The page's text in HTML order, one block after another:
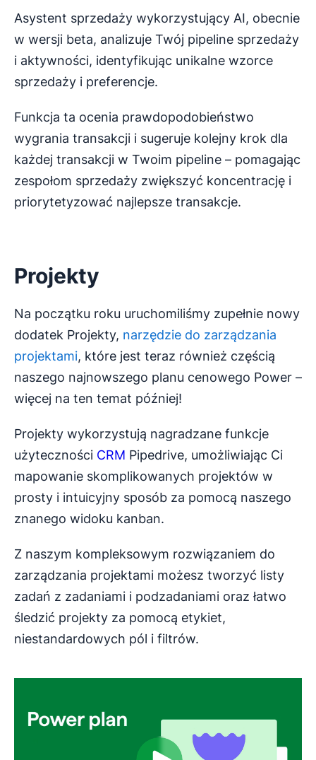
Asystent sprzedaży wykorzystujący AI, obecnie
w wersji beta, analizuje Twój pipeline sprzedaży
i aktywności, identyfikując unikalne wzorce
sprzedaży i preferencje.
Funkcja ta ocenia prawdopodobieństwo
wygrania transakcji i sugeruje kolejny krok dla
każdej transakcji w Twoim pipeline – pomagając
zespołom sprzedaży zwiększyć koncentrację i
priorytetyzować najlepsze transakcje.
Projekty
Na początku roku uruchomiliśmy zupełnie nowy
dodatek Projekty, narzędzie do zarządzania
projektami, które jest teraz również częścią
naszego najnowszego planu cenowego Power –
więcej na ten temat później!
Projekty wykorzystują nagradzane funkcje
użyteczności CRM Pipedrive, umożliwiając Ci
mapowanie skomplikowanych projektów w
prosty i intuicyjny sposób za pomocą naszego
znanego widoku kanban.
Z naszym kompleksowym rozwiązaniem do
zarządzania projektami możesz tworzyć listy
zadań z zadaniami i podzadaniami oraz łatwo
śledzić projekty za pomocą etykiet,
niestandardowych pól i filtrów.